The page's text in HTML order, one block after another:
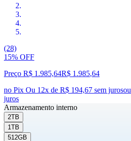
(28)
15% OFF
Preço R$ 1.985,64R$ 1.985,64
no Pix Ou 12x de R$ 194,67 sem jurosou
juros
Armazenamento interno
2TB
1TB
512GB